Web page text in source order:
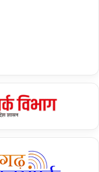
attack on israel